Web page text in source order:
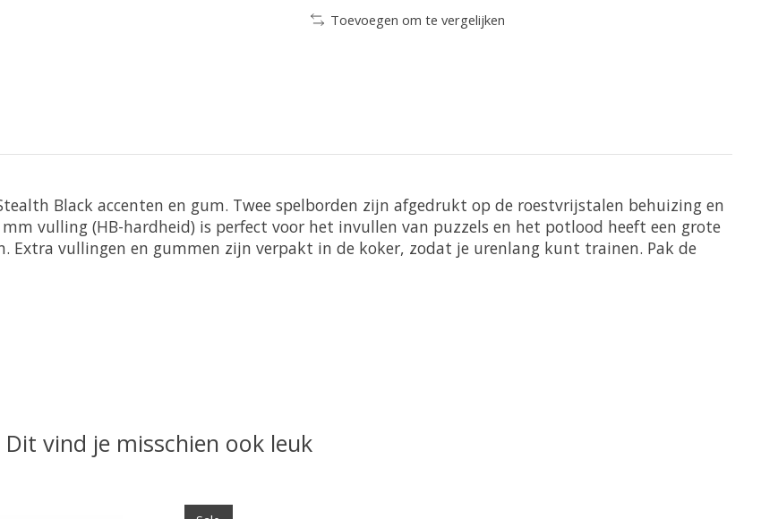
Toevoegen om te vergelijken
Black accenten en gum. Twee spelborden zijn afgedrukt op de roestvrijstalen behuizing en
vulling (HB-hardheid) is perfect voor het invullen van puzzels en het potlood heeft een grote
Extra vullingen en gummen zijn verpakt in de koker, zodat je urenlang kunt trainen. Pak de
Dit vind je misschien ook leuk